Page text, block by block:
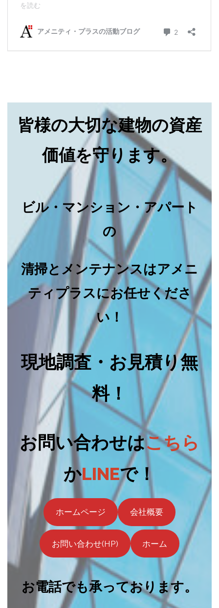
皆様の大切な建物の資産
価値を守ります。
ビル・マンション・アパート
の
清掃とメンテナンスはアメニ
ティプラスにお任せくださ
い！
現地調査・お見積り無
料！
お問い合わせはこちら
かLINEで！
ホームページ 会社概要
お問い合わせ(HP) ホーム
お電話でも承っております。